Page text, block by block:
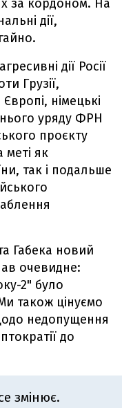
за кордоном. На
дії,
дії Росії
Грузії,
німецькі
уряду ФРН
проєкту
меті як
так і подальше
Габека новий
очевидне:
2" було
також цінуємо
недопущення
до
змінює.